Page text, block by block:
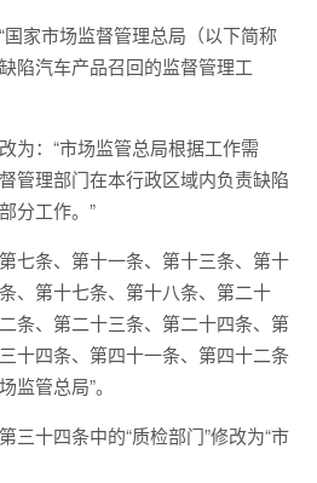
国家市场监督管理总局（以下简称
陷汽车产品召回的监督管理工
为：“市场监管总局根据工作需
管理部门在本行政区域内负责缺陷
分工作。”
七条、第十一条、第十三条、第十
、第十七条、第十八条、第二十
条、第二十三条、第二十四条、第
十四条、第四十一条、第四十二条
监管总局”。
三十四条中的“质检部门”修改为“市